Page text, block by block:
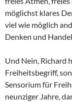
möglichst klares
viel wie möglich
Denken und
Und Nein, Richard
Freiheitsbegriff,
Sensorium für
neunziger Jahre,